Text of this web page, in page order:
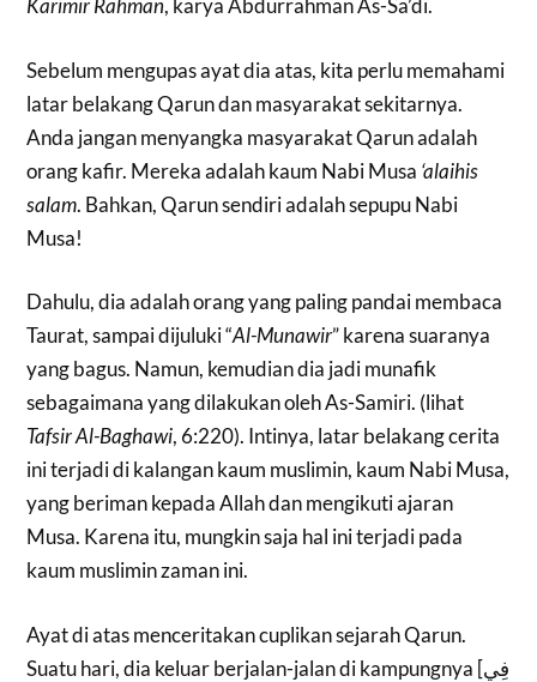
Karimir Rahman, karya Abdurrahman As-Sa’di.
Sebelum mengupas ayat dia atas, kita perlu memahami
latar belakang Qarun dan masyarakat sekitarnya.
Anda jangan menyangka masyarakat Qarun adalah
orang kafir. Mereka adalah kaum Nabi Musa ‘alaihis
salam. Bahkan, Qarun sendiri adalah sepupu Nabi
Musa!
Dahulu, dia adalah orang yang paling pandai membaca
Taurat, sampai dijuluki “Al-Munawir” karena suaranya
yang bagus. Namun, kemudian dia jadi munafik
sebagaimana yang dilakukan oleh As-Samiri. (lihat
Tafsir Al-Baghawi, 6:220). Intinya, latar belakang cerita
ini terjadi di kalangan kaum muslimin, kaum Nabi Musa,
yang beriman kepada Allah dan mengikuti ajaran
Musa. Karena itu, mungkin saja hal ini terjadi pada
kaum muslimin zaman ini.
Ayat di atas menceritakan cuplikan sejarah Qarun.
Suatu hari, dia keluar berjalan-jalan di kampungnya [فِي